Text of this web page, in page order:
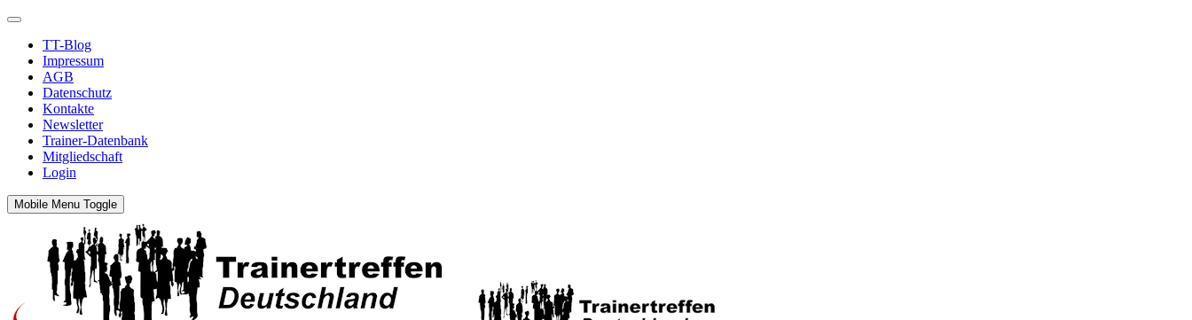
TT-Blog
Impressum
AGB
Datenschutz
Kontakte
Newsletter
Trainer-Datenbank
Mitgliedschaft
Login
Mobile Menu Toggle